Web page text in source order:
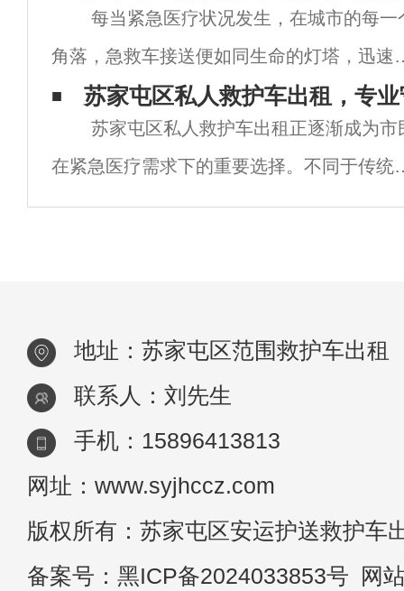
能延误救治。苏家屯区急救车出租提供：黄
分
每当紧急医疗状况发生，在城市的每一
角落，急救车接送便如同生命的灯塔，迅速
亮通往希望的道路。它不仅承载着患者的生
之重，更承载着家属的期盼与信任。本文将
入探讨急救车接送
苏家屯区私人救护车出租，专
苏家屯区私人救护车出租正逐渐成为市
在紧急医疗需求下的重要选择。不同于传统
疗机构的救护车，私人救护车出租以其灵活
地址：苏家屯区范围救护车出租
联系人：刘先生
手机：15896413813
网址：www.syjhccz.com
版权所有：苏家屯区安运护送救护车
备案号： 黑ICP备2024033853号 网